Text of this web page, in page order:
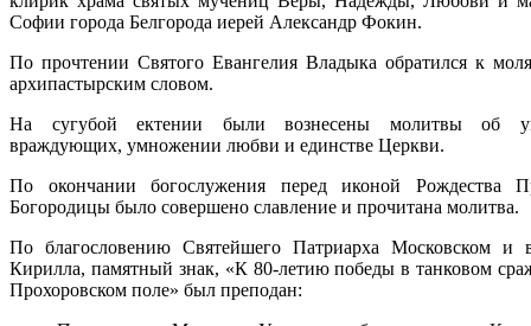
Софии города Белгорода иерей Александр Фокин.
По прочтении Святого Евангелия Владыка обратился к
архипастырским словом.
На сугубой ектении были вознесены молитвы об
враждующих, умножении любви и единстве Церкви.
По окончании богослужения перед иконой Рождества
Богородицы было совершено славление и прочитана молитва.
По благословению Святейшего Патриарха Московском и
Кирилла, памятный знак, «К 80-летию победы в танковом
Прохоровском поле» был преподан: